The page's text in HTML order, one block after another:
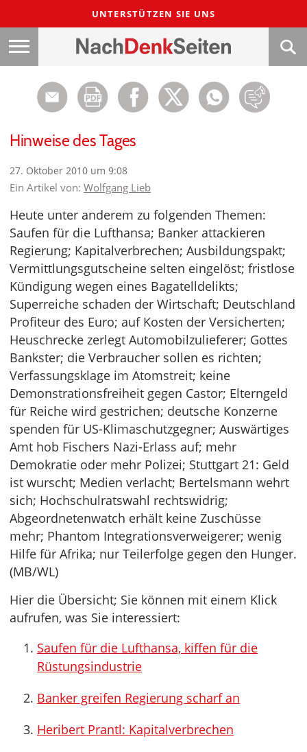
UNTERSTÜTZEN SIE UNS
Hinweise des Tages
27. Oktober 2010 um 9:08
Ein Artikel von: Wolfgang Lieb
Heute unter anderem zu folgenden Themen:
Saufen für die Lufthansa; Banker attackieren
Regierung; Kapitalverbrechen; Ausbildungspakt;
Vermittlungsgutscheine selten eingelöst; fristlose
Kündigung wegen eines Bagatelldelikts;
Superreiche schaden der Wirtschaft; Deutschland
Profiteur des Euro; auf Kosten der Versicherten;
Heuschrecke zerlegt Automobilzulieferer; Gottes
Bankster; die Verbraucher sollen es richten;
Verfassungsklage im Atomstreit; keine
Demonstrationsfreiheit gegen Castor; Elterngeld
für Reiche wird gestrichen; deutsche Konzerne
spenden für US-Klimaschutzgegner; Auswärtiges
Amt hob Fischers Nazi-Erlass auf; mehr
Demokratie oder mehr Polizei; Stuttgart 21: Geld
ist wurscht; Medien verlacht; Bertelsmann wehrt
sich; Hochschulratswahl rechtswidrig;
Abgeordnetenwatch erhält keine Zuschüsse
mehr; Phantom Integrationsverweigerer; wenig
Hilfe für Afrika; nur Teilerfolge gegen den Hunger.
(MB/WL)
Hier die Übersicht; Sie können mit einem Klick
aufrufen, was Sie interessiert:
Saufen für die Lufthansa, kiffen für die
Rüstungsindustrie
Banker greifen Regierung scharf an
Heribert Prantl: Kapitalverbrechen